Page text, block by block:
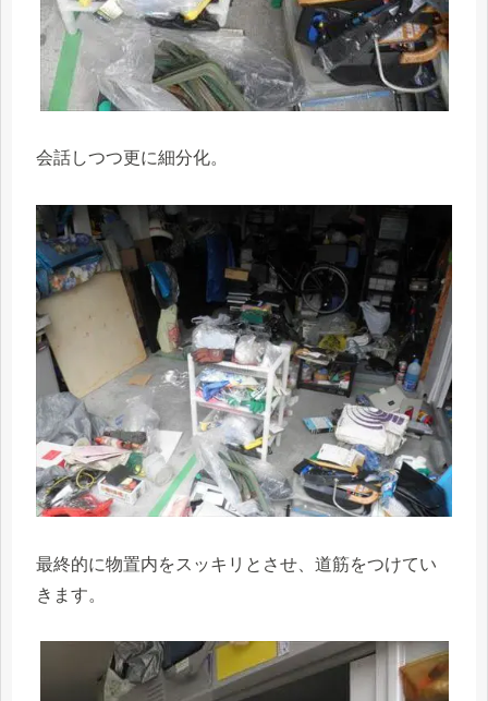
会話しつつ更に細分化。
最終的に物置内をスッキリとさせ、道筋をつけてい
きます。